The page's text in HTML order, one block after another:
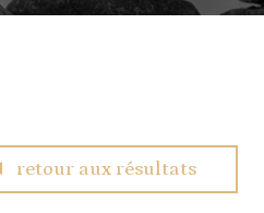
en saisonnier
retour aux résultats